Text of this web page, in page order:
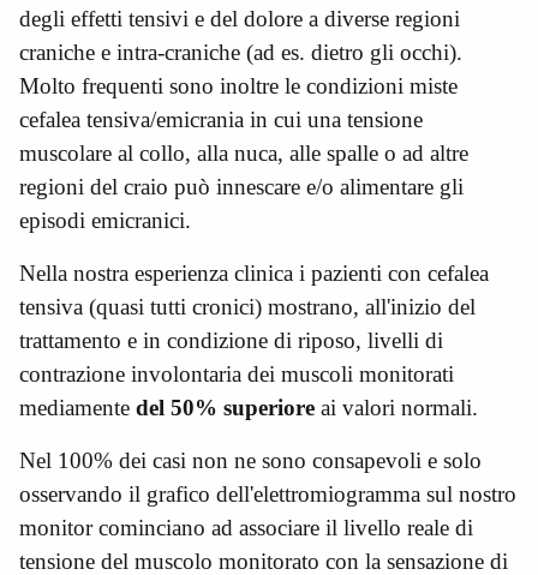
degli effetti tensivi e del dolore a diverse regioni
craniche e intra-craniche (ad es. dietro gli occhi).
Molto frequenti sono inoltre le condizioni miste
cefalea tensiva/emicrania in cui una tensione
muscolare al collo, alla nuca, alle spalle o ad altre
regioni del craio può innescare e/o alimentare gli
episodi emicranici.
Nella nostra esperienza clinica i pazienti con cefalea
tensiva (quasi tutti cronici) mostrano, all'inizio del
trattamento e in condizione di riposo, livelli di
contrazione involontaria dei muscoli monitorati
mediamente del 50% superiore ai valori normali.
Nel 100% dei casi non ne sono consapevoli e solo
osservando il grafico dell'elettromiogramma sul nostro
monitor cominciano ad associare il livello reale di
tensione del muscolo monitorato con la sensazione di